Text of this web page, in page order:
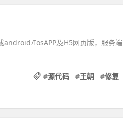
android/IosAPP及H5网页版，服务端
#源代码 #王朝 #修复